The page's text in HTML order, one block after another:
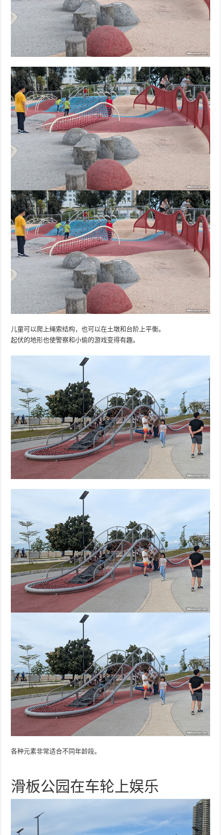
儿童可以爬上绳索结构，也可以在土墩和台阶上平衡。
起伏的地形也使警察和小偷的游戏变得有趣。
各种元素非常适合不同年龄段。
滑板公园在车轮上娱乐